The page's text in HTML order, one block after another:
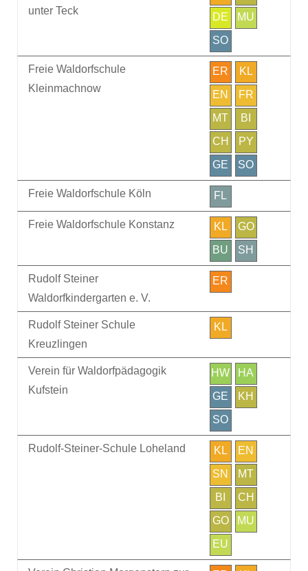
unter Teck
DE
MU
SO
Freie Waldorfschule
Kleinmachnow
ER
KL
EN
FR
MT
BI
CH
PY
GE
SO
Freie Waldorfschule Köln FL
Freie Waldorfschule Konstanz KL
GO
BU
SH
Rudolf Steiner
Waldorfkindergarten e. V.
ER
Rudolf Steiner Schule
Kreuzlingen
KL
Verein für Waldorfpädagogik
Kufstein
HW
HA
GE
KH
SO
Rudolf-Steiner-Schule Loheland KL
EN
SN
MT
BI
CH
GO
MU
EU